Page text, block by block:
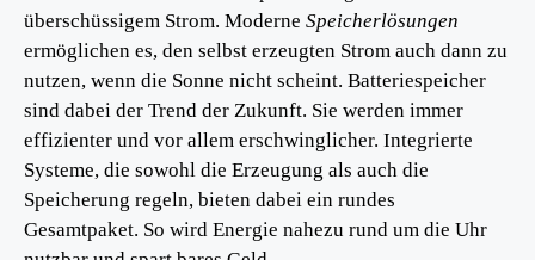
überschüssigem Strom. Moderne Speicherlösungen
ermöglichen es, den selbst erzeugten Strom auch dann zu
nutzen, wenn die Sonne nicht scheint. Batteriespeicher
sind dabei der Trend der Zukunft. Sie werden immer
effizienter und vor allem erschwinglicher. Integrierte
Systeme, die sowohl die Erzeugung als auch die
Speicherung regeln, bieten dabei ein rundes
Gesamtpaket. So wird Energie nahezu rund um die Uhr